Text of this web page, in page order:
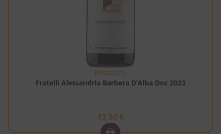
PRODUCT
Fratelli Alessandria Barbera D’Alba Doc 2023
13,50 €